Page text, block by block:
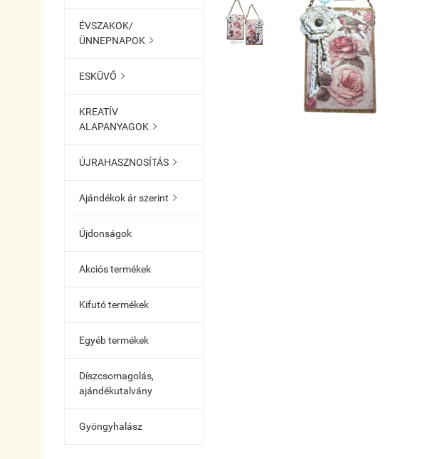
ÉVSZAKOK/
ÜNNEPNAPOK 
ESKÜVŐ 
KREATÍV
ALAPANYAGOK 
ÚJRAHASZNOSÍTÁS 
Ajándékok ár szerint 
Újdonságok
Akciós termékek
Kifutó termékek
Egyéb termékek
Díszcsomagolás,
ajándékutalvány
Gyöngyhalász